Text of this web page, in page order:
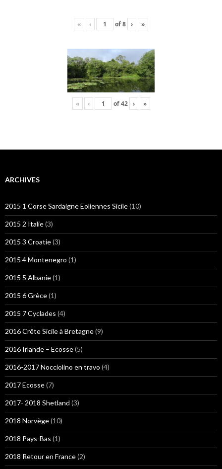
« ‹ of8 › »
« ‹ of42 › »
ARCHIVES
2015 1 Corse Sardaigne Eoliennes Sicile(10)
2015 2 Italie(3)
2015 3 Croatie(3)
2015 4 Montenegro (1)
2015 5 Albanie(1)
2015 6 Grèce(1)
2015 7 Cyclades (4)
2016 Crête Sicile à Bretagne(9)
2016 Irlande – Ecosse(5)
2016-2017 Nocciolino en travo (4)
2017 Ecosse(7)
2017- 2018 Shetland (3)
2018 Norvège(10)
2018 Pays-Bas (1)
2018 Retour en France(2)